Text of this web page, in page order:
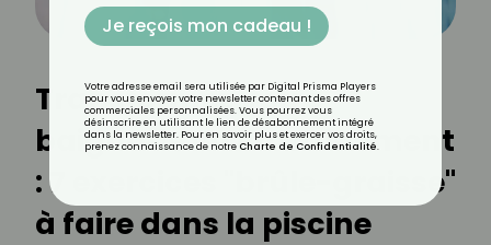
Transformez votre
baignade en entraînement
: 7 exercices "brûle-graisse"
à faire dans la piscine
Je reçois mon cadeau !
Votre adresse email sera utilisée par Digital Prisma Players
pour vous envoyer votre newsletter contenant des offres
commerciales personnalisées. Vous pourrez vous
désinscrire en utilisant le lien de désabonnement intégré
dans la newsletter. Pour en savoir plus et exercer vos droits,
prenez connaissance de notre Charte de Confidentialité.